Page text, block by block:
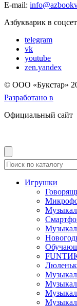
E-mail:
Азбукварик в
telegram
vk
youtube
zen.yandex
© OOO «Букстар»
Разработано в
Официальный сайт
Игрушки